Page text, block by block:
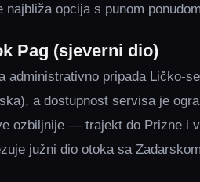
najbliža opcija s punom
Pag (sjeverni dio)
administrativno pripada Ličko-
a dostupnost servisa je
ozbiljnije — trajekt do Prizne i
južni dio otoka sa